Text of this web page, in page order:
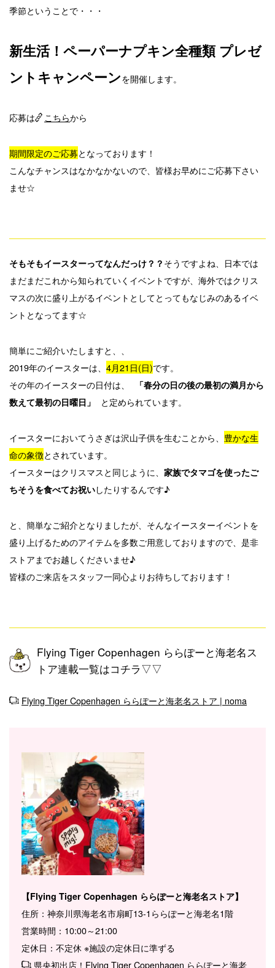
季節ということで・・・
新生活！ペーパーナプキン全種類 プレゼ
ントキャンペーンを開催します。
応募は こちらから
期間限定のご応募となっております！
こんなチャンスはなかなかないので、皆様お早めにご応募下さい
ませ☆
そもそもイースターってなんだっけ？？ そうですよね、日本では
まだまだこれから知られていくイベントですが、海外ではクリス
マスの次に盛り上がるイベントとしてとってもなじみのあるイベ
ントとなってます☆
簡単にご紹介いたしますと、、
2019年のイースターは、 4月21日(日)です。
その年のイースターの日付は、
「春分の日の後の最初の満月から
数えて最初の日曜日」 と定められています。
イースターにおいてうさぎは沢山子供を生むことから、 豊かな生
命の象徴とされています。
イースターはクリスマスと同じように、 家族でタマゴを使ったご
ちそうを食べてお祝いしたりするんです♪
と、簡単なご紹介となりましたが、そんなイースターイベントを
盛り上げるためのアイテムを多数ご用意しておりますので、是非
ストアまでお越しくださいませ♪
皆様のご来店をスタッフ一同心よりお待ちしております！
Flying Tiger Copenhagen ららぽーと海老名ス
トア連載一覧はコチラ▽▽
Flying Tiger Copenhagen ららぽーと海老名ストア | noma
【Flying Tiger Copenhagen ららぽーと海老名ストア】
住所：神奈川県海老名市扇町13-1ららぽーと海老名1階
営業時間：10:00～21:00
定休日：不定休 ※施設の定休日に準ずる
県央初出店！Flying Tiger Copenhagen ららぽーと海老